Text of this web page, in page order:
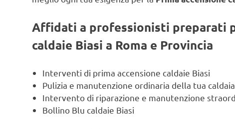
Affidati a professionisti preparati
caldaie Biasi a Roma e Provincia
Interventi di prima accensione caldaie Biasi
Pulizia e manutenzione ordinaria della tua
Intervento di riparazione e manutenzione
Bollino Blu caldaie Biasi